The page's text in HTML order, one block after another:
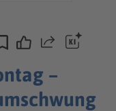
Teilen
–